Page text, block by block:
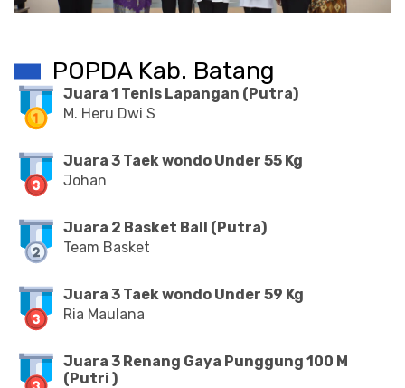
POPDA Kab. Batang
Juara 1 Tenis Lapangan (Putra)
M. Heru Dwi S
Juara 3 Taek wondo Under 55 Kg
Johan
Juara 2 Basket Ball (Putra)
Team Basket
Juara 3 Taek wondo Under 59 Kg
Ria Maulana
Juara 3 Renang Gaya Punggung 100 M
(Putri )